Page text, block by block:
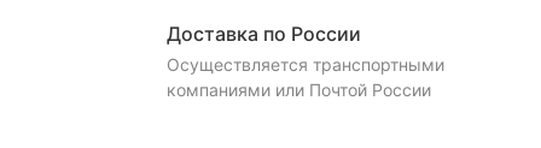
Доставка по России
Осуществляется транспортными
компаниями или Почтой России